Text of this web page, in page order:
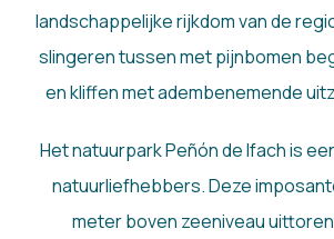
landschappelijke rijkdom van de
slingeren tussen met pijnbomen
en kliffen met adembenemende
Het natuurpark Peñón de Ifach is
natuurliefhebbers. Deze
meter boven zeeniveau